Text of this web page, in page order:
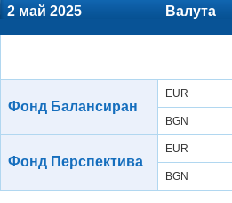
2 май 2025 Валута
Фонд Балансиран
EUR
BGN
Фонд Перспектива
EUR
BGN